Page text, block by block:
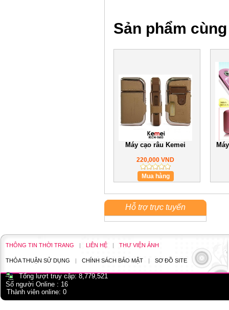
Sản phẩm
Máy cạo râu Kemei
220,000 VND
Mua hàng
Hỗ trợ trực tuyến
THÔNG TIN THỜI TRANG | LIÊN HỆ | THƯ VIỆN ẢNH
THỎA THUẬN SỬ DỤNG | CHÍNH SÁCH BẢO MẬT | SƠ ĐỒ SITE
Tổng lượt truy cập:8,779,521
Số người Online : 16
Thành viên online: 0